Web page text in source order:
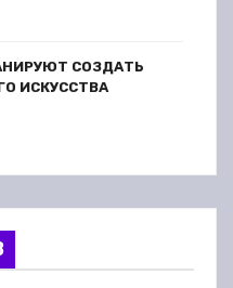
СОЗДАТЬ
ИСКУССТВА